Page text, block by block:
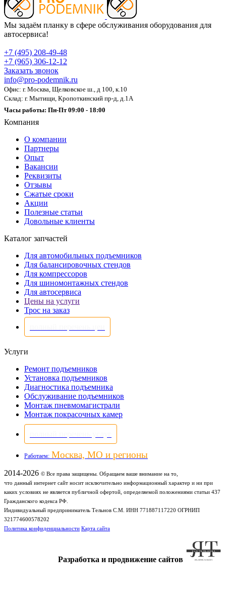
Мы задаём планку в сфере обслуживания оборудования для
автосервиса!
+7 (495) 208-49-48
+7 (965) 306-12-12
Заказать звонок
info@pro-podemnik.ru
Офис: г. Москва, Щелковское ш., д 100, к.10
Склад: г. Мытищи, Кропоткинский пр-д, д.1А
Часы работы: Пн-Пт 09:00 - 18:00
Компания
О компании
Партнеры
Опыт
Вакансии
Реквизиты
Отзывы
Сжатые сроки
Акции
Полезные статьи
Довольные клиенты
Каталог запчастей
Для автомобильных подъемников
Для балансировочных стендов
Для компрессоров
Для шиномонтажных стендов
Для автосервиса
Цены на услуги
Трос на заказ
Услуги
Ремонт подъемников
Установка подъемников
Диагностика подъемника
Обслуживание подъемников
Монтаж пневмомагистрали
Монтаж покрасочных камер
Работаем: Москва, МО и регионы
2014-2026 © Все права защищены. Обращаем ваше внимание на то,
что данный интернет сайт носит исключительно информационный характер и ни при
каких условиях не является публичной офертой, определяемой положениями статьи 437
Гражданского кодекса РФ.
Индивидуальный предприниматель Тельнов С.М. ИНН 771887117220 ОГРНИП
321774600578202
Политика конфиденциальности Карта сайта
Разработка и продвижение сайтов